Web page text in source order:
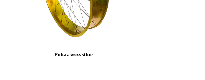
------------------------
Pokaż wszystkie